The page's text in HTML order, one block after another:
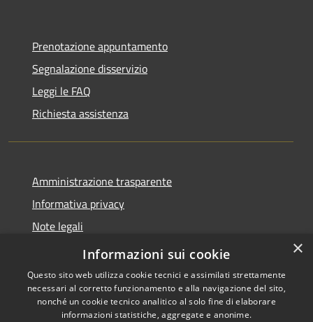
Prenotazione appuntamento
Segnalazione disservizio
Leggi le FAQ
Richiesta assistenza
Amministrazione trasparente
Informativa privacy
Note legali
Dichiarazione di accessibilità
Copyright © 2026 • Città di
×
Informazioni sui cookie
Questo sito web utilizza cookie tecnici e assimilati strettamente
necessari al corretto funzionamento e alla navigazione del sito,
nonché un cookie tecnico analitico al solo fine di elaborare
informazioni statistiche, aggregate e anonime.